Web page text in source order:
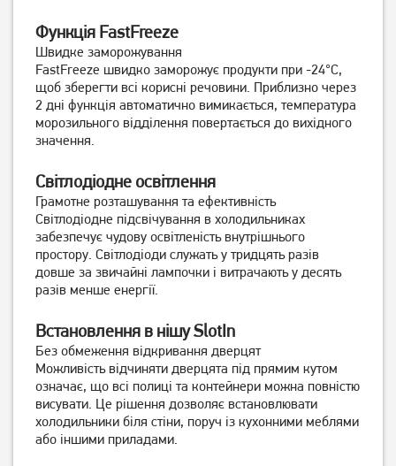
Холодильник Midea
MDRT294FGF28W(JB)
Немає в наявності
Холодильник Liebherr
CBNef 5735
47 000
Немає в наявності
Вбудований холодильник
Liebherr ICSe 5103
Вбудований холодильник
Liebherr ICe 5103
Функція FastFreeze
Швидке заморожування
FastFreeze швидко заморожує продукти при -24°С,
щоб зберегти всі корисні речовини. Приблизно через
2 дні функція автоматично вимикається, температура
морозильного відділення повертається до вихідного
значення.
Світлодіодне освітлення
Грамотне розташування та ефективність
Світлодіодне підсвічування в холодильниках
забезпечує чудову освітленість внутрішнього
простору. Світлодіоди служать у тридцять разів
довше за звичайні лампочки і витрачають у десять
разів менше енергії.
Встановлення в нішу SlotIn
Без обмеження відкривання дверцят
Можливість відчиняти дверцята під прямим кутом
означає, що всі полиці та контейнери можна повністю
висувати. Це рішення дозволяє встановлювати
холодильники біля стіни, поруч із кухонними меблями
або іншими приладами.